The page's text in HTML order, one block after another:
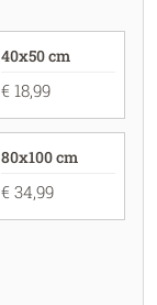
40x50 cm
€ 18,99
80x100 cm
€ 34,99